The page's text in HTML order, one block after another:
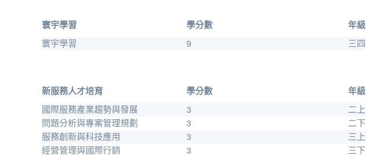
寰宇學習 學分數
年級
寰宇學習
9 三四
新服務人才培育 學分數
年級
國際服務產業趨勢與發展
3
二上
問題分析與專案管理規劃
3
二下
服務創新與科技應用
3
三上
經營管理與國際行銷
3 三下